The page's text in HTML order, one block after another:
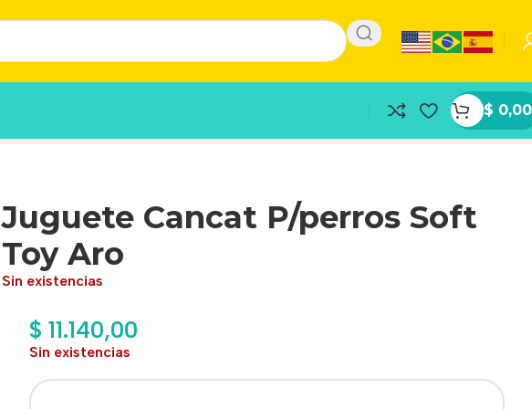
$ 0,00
Juguete Cancat P/perros Soft
Toy Aro
Sin existencias
$ 11.140,00
Sin existencias